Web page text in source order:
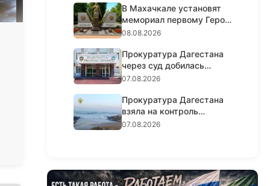
В Махачкале установят
мемориал первому Герою
России в СВО Ну...
08.08.2026
Прокуратура Дагестана
через суд добилась
обеспечения лекарст...
07.08.2026
Прокуратура Дагестана
взяла на контроль
расследование гибели...
07.08.2026